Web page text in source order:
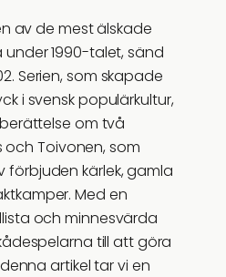
av de mest älskade
under 1990-talet, sänd
Serien, som skapade
i svensk populärkultur,
om två
och Toivonen, som
kärlek, gamla
Med en
och minnesvärda
till att göra
artikel tar vi en